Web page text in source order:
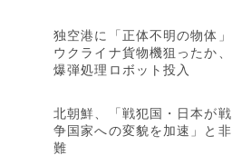
独空港に「正体不明の物体」
ウクライナ貨物機狙ったか、
爆弾処理ロボット投入
北朝鮮、「戦犯国・日本が戦
争国家への変貌を加速」と非
難